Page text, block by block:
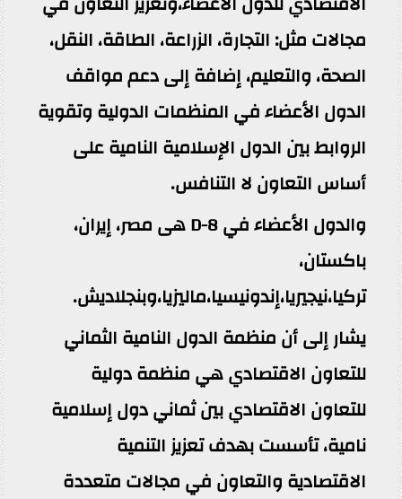
مجالات مثل: التجارة، الزراعة، الطاقة، النقل،
الصحة، والتعليم، إضافة إلى دعم مواقف
الدول الأعضاء في المنظمات الدولية وتقوية
الروابط بين الدول الإسلامية النامية على
أساس التعاون لا التنافس.
والدول الأعضاء في D-8 هى مصر، إيران،
باكستان،
تركيا،نيجيريا،إندونيسيا،ماليزيا،وبنجلاديش.
يشار إلى أن منظمة الدول النامية الثماني
للتعاون الاقتصادي هي منظمة دولية
للتعاون الاقتصادي بين ثماني دول إسلامية
نامية، تأسست بهدف تعزيز التنمية
الاقتصادية والتعاون في مجالات متعددة